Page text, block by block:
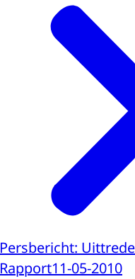
Persbericht:
Rapport11-05-2010